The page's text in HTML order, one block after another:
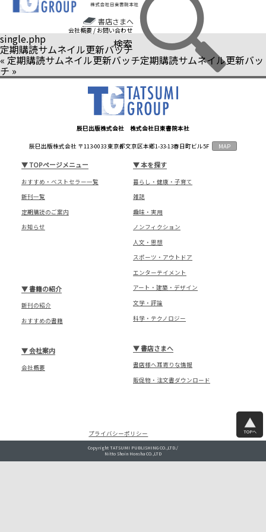
書店さまへ
会社概要 / お問い合わせ
検索
single.php
定期購読サムネイル更新バッチ
« 定期購読サムネイル更新バッチ定期購読サムネイル更新バッ
チ »
辰巳出版株式会社 株式会社日東書院本社
辰巳出版株式会社 〒113-0033 東京都文京区本郷1-33-13春日町ビル5F MAP
▼TOPページメニュー
おすすめ・ベストセラー一覧
新刊一覧
定期購読のご案内
お知らせ
▼本を探す
暮らし・健康・子育て
雑誌
趣味・実用
ノンフィクション
人文・思想
スポーツ・アウトドア
エンターテイメント
アート・建築・デザイン
文学・評論
科学・テクノロジー
▼書籍の紹介
新刊の紹介
おすすめの書籍
▼書店さまへ
書店様へ耳寄りな情報
販促物・注文書ダウンロード
▼会社案内
会社概要
プライバシーポリシー TOPへ
Copyright TATSUMI PUBLISHING CO.,LTD./
Nitto Shoin Honsha CO.,LTD